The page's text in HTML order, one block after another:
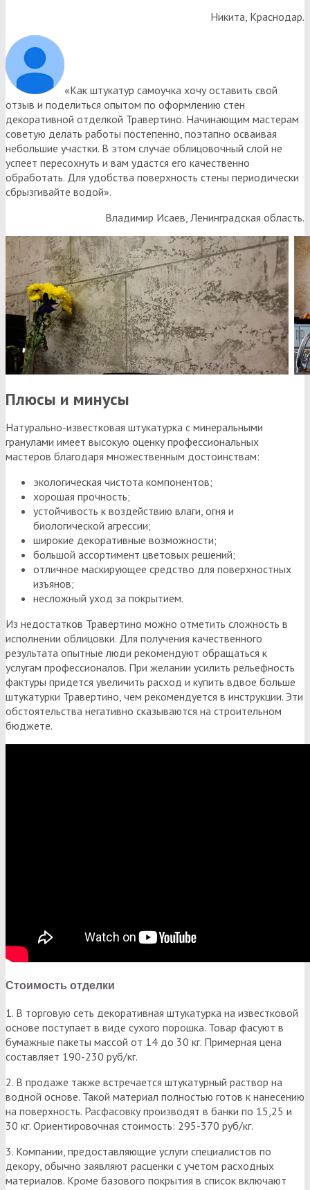
Никита, Краснодар.
«Как штукатур самоучка хочу оставить свой
отзыв и поделиться опытом по оформлению стен
декоративной отделкой Травертино. Начинающим мастерам
советую делать работы постепенно, поэтапно осваивая
небольшие участки. В этом случае облицовочный слой не
успеет пересохнуть и вам удастся его качественно
обработать. Для удобства поверхность стены периодически
сбрызгивайте водой».
Владимир Исаев, Ленинградская область.
Плюсы и минусы
Натурально-известковая штукатурка с минеральными
гранулами имеет высокую оценку профессиональных
мастеров благодаря множественным достоинствам:
экологическая чистота компонентов;
хорошая прочность;
устойчивость к воздействию влаги, огня и
биологической агрессии;
широкие декоративные возможности;
большой ассортимент цветовых решений;
отличное маскирующее средство для поверхностных
изъянов;
несложный уход за покрытием.
Из недостатков Травертино можно отметить сложность в
исполнении облицовки. Для получения качественного
результата опытные люди рекомендуют обращаться к
услугам профессионалов. При желании усилить рельефность
фактуры придется увеличить расход и купить вдвое больше
штукатурки Травертино, чем рекомендуется в инструкции. Эти
обстоятельства негативно сказываются на строительном
бюджете.
Стоимость отделки
1. В торговую сеть декоративная штукатурка на известковой
основе поступает в виде сухого порошка. Товар фасуют в
бумажные пакеты массой от 14 до 30 кг. Примерная цена
составляет 190-230 руб/кг.
2. В продаже также встречается штукатурный раствор на
водной основе. Такой материал полностью готов к нанесению
на поверхность. Расфасовку производят в банки по 15,25 и
30 кг. Ориентировочная стоимость: 295-370 руб/кг.
3. Компании, предоставляющие услуги специалистов по
декору, обычно заявляют расценки с учетом расходных
материалов. Кроме базового покрытия в список включают